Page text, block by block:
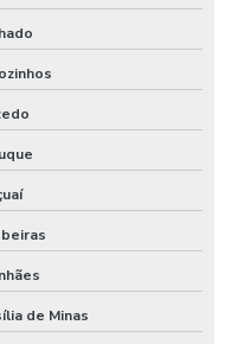
de Minas